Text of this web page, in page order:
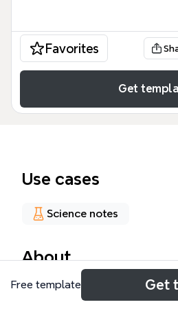
Favorites
Get
Use cases
Science notes
About
Este mapa mental de
Free template Get